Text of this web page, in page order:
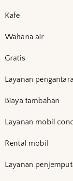
Kafe
Wahana air
Gratis
Layanan
Biaya tambahan
Layanan mobil
Rental mobil
Layanan